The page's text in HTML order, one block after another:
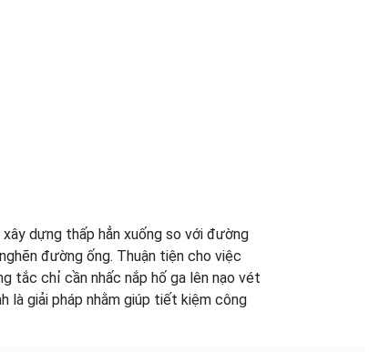
dựng thấp hẳn xuống so với đường
đường ống. Thuận tiện cho việc
tắc chỉ cần nhấc nắp hố ga lên nạo vét
là giải pháp nhằm giúp tiết kiệm công